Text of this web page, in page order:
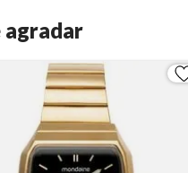
agradar